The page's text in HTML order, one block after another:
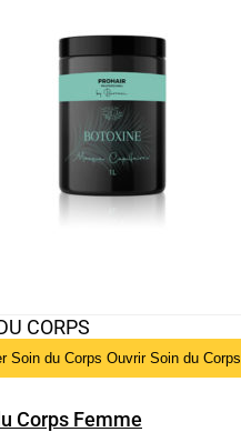
CORPS
Soin du Corps Ouvrir Soin du Corps
Corps Femme